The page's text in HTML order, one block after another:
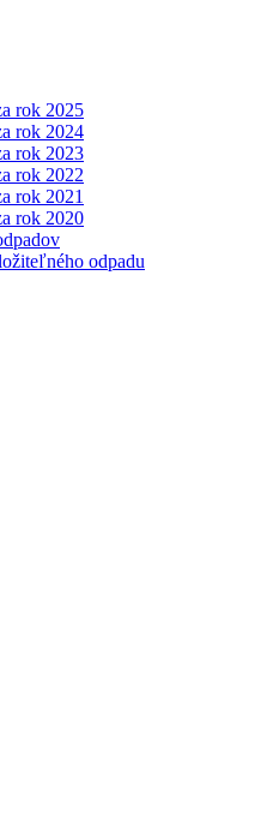
rok 2025
rok 2024
rok 2023
rok 2022
rok 2021
rok 2020
odpadu